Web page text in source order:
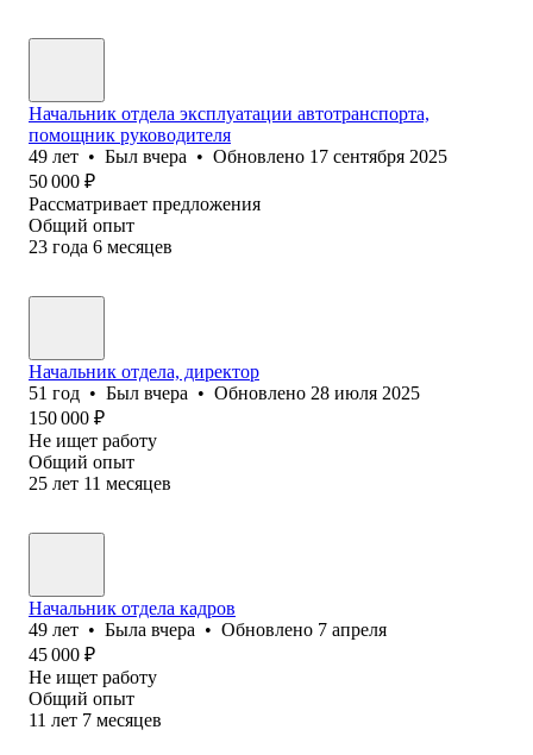
Начальник отдела эксплуатации автотранспорта,
помощник руководителя
49 лет • Был вчера • Обновлено 17 сентября 2025
50 000 ₽
Рассматривает предложения
Общий опыт
23 года 6 месяцев
Начальник отдела, директор
51 год • Был вчера • Обновлено 28 июля 2025
150 000 ₽
Не ищет работу
Общий опыт
25 лет 11 месяцев
Начальник отдела кадров
49 лет • Была вчера • Обновлено 7 апреля
45 000 ₽
Не ищет работу
Общий опыт
11 лет 7 месяцев